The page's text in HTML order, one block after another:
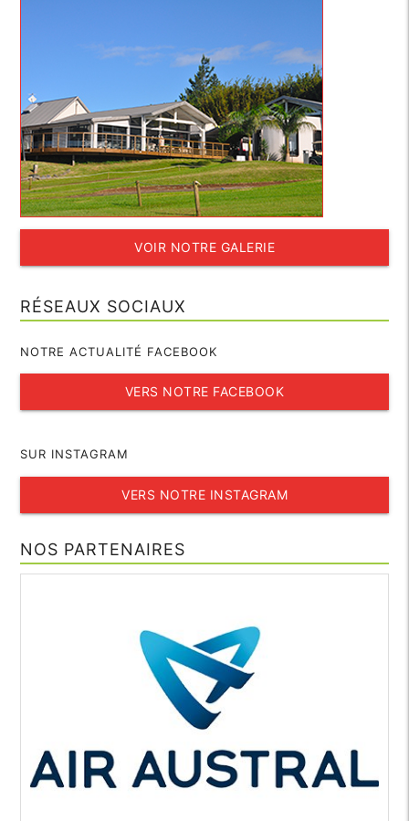
VOIR NOTRE GALERIE
RÉSEAUX SOCIAUX
NOTRE ACTUALITÉ FACEBOOK
VERS NOTRE FACEBOOK
SUR INSTAGRAM
VERS NOTRE INSTAGRAM
NOS PARTENAIRES